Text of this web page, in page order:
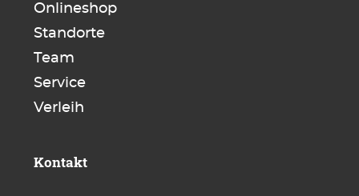
Onlineshop
Standorte
Team
Service
Verleih
Kontakt